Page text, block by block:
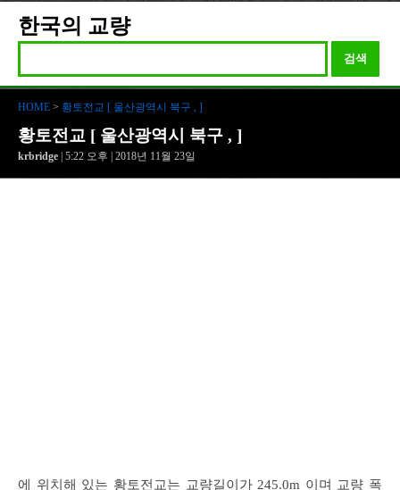
한국의 교량
검색
HOME > 황토전교 [ 울산광역시 북구 , ]
황토전교 [ 울산광역시 북구 , ]
krbridge | 5:22 오후 | 2018년 11월 23일
에 위치해 있는 황토전교는 교량길이가 245.0m 이며 교량 폭